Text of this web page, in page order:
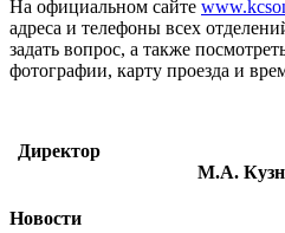
На официальном сайте
адреса и телефоны всех
задать вопрос, а также
фотографии, карту проезда и
М.А.
Новости